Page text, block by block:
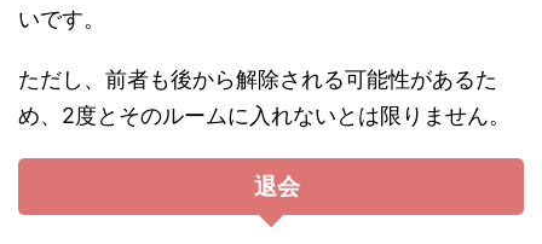
いです。
ただし、前者も後から解除される可能性があるた
め、2度とそのルームに入れないとは限りません。
退会